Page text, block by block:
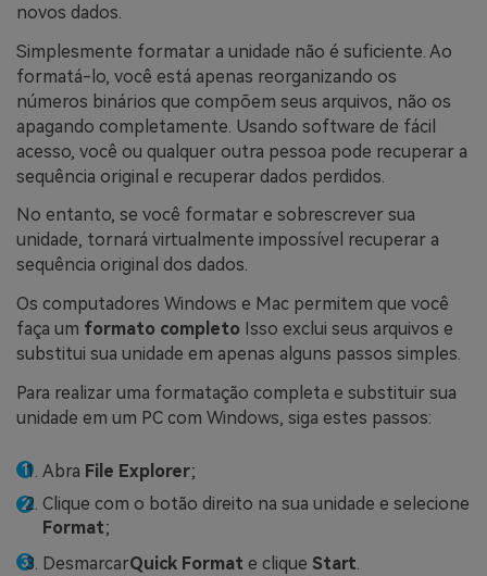
novos dados.
Simplesmente formatar a unidade não é suficiente. Ao
formatá-lo, você está apenas reorganizando os
números binários que compõem seus arquivos, não os
apagando completamente. Usando software de fácil
acesso, você ou qualquer outra pessoa pode recuperar a
sequência original e recuperar dados perdidos.
No entanto, se você formatar e sobrescrever sua
unidade, tornará virtualmente impossível recuperar a
sequência original dos dados.
Os computadores Windows e Mac permitem que você
faça um formato completo Isso exclui seus arquivos e
substitui sua unidade em apenas alguns passos simples.
Para realizar uma formatação completa e substituir sua
unidade em um PC com Windows, siga estes passos:
Abra File Explorer;
Clique com o botão direito na sua unidade e selecione
Format;
DesmarcarQuick Format e clique Start